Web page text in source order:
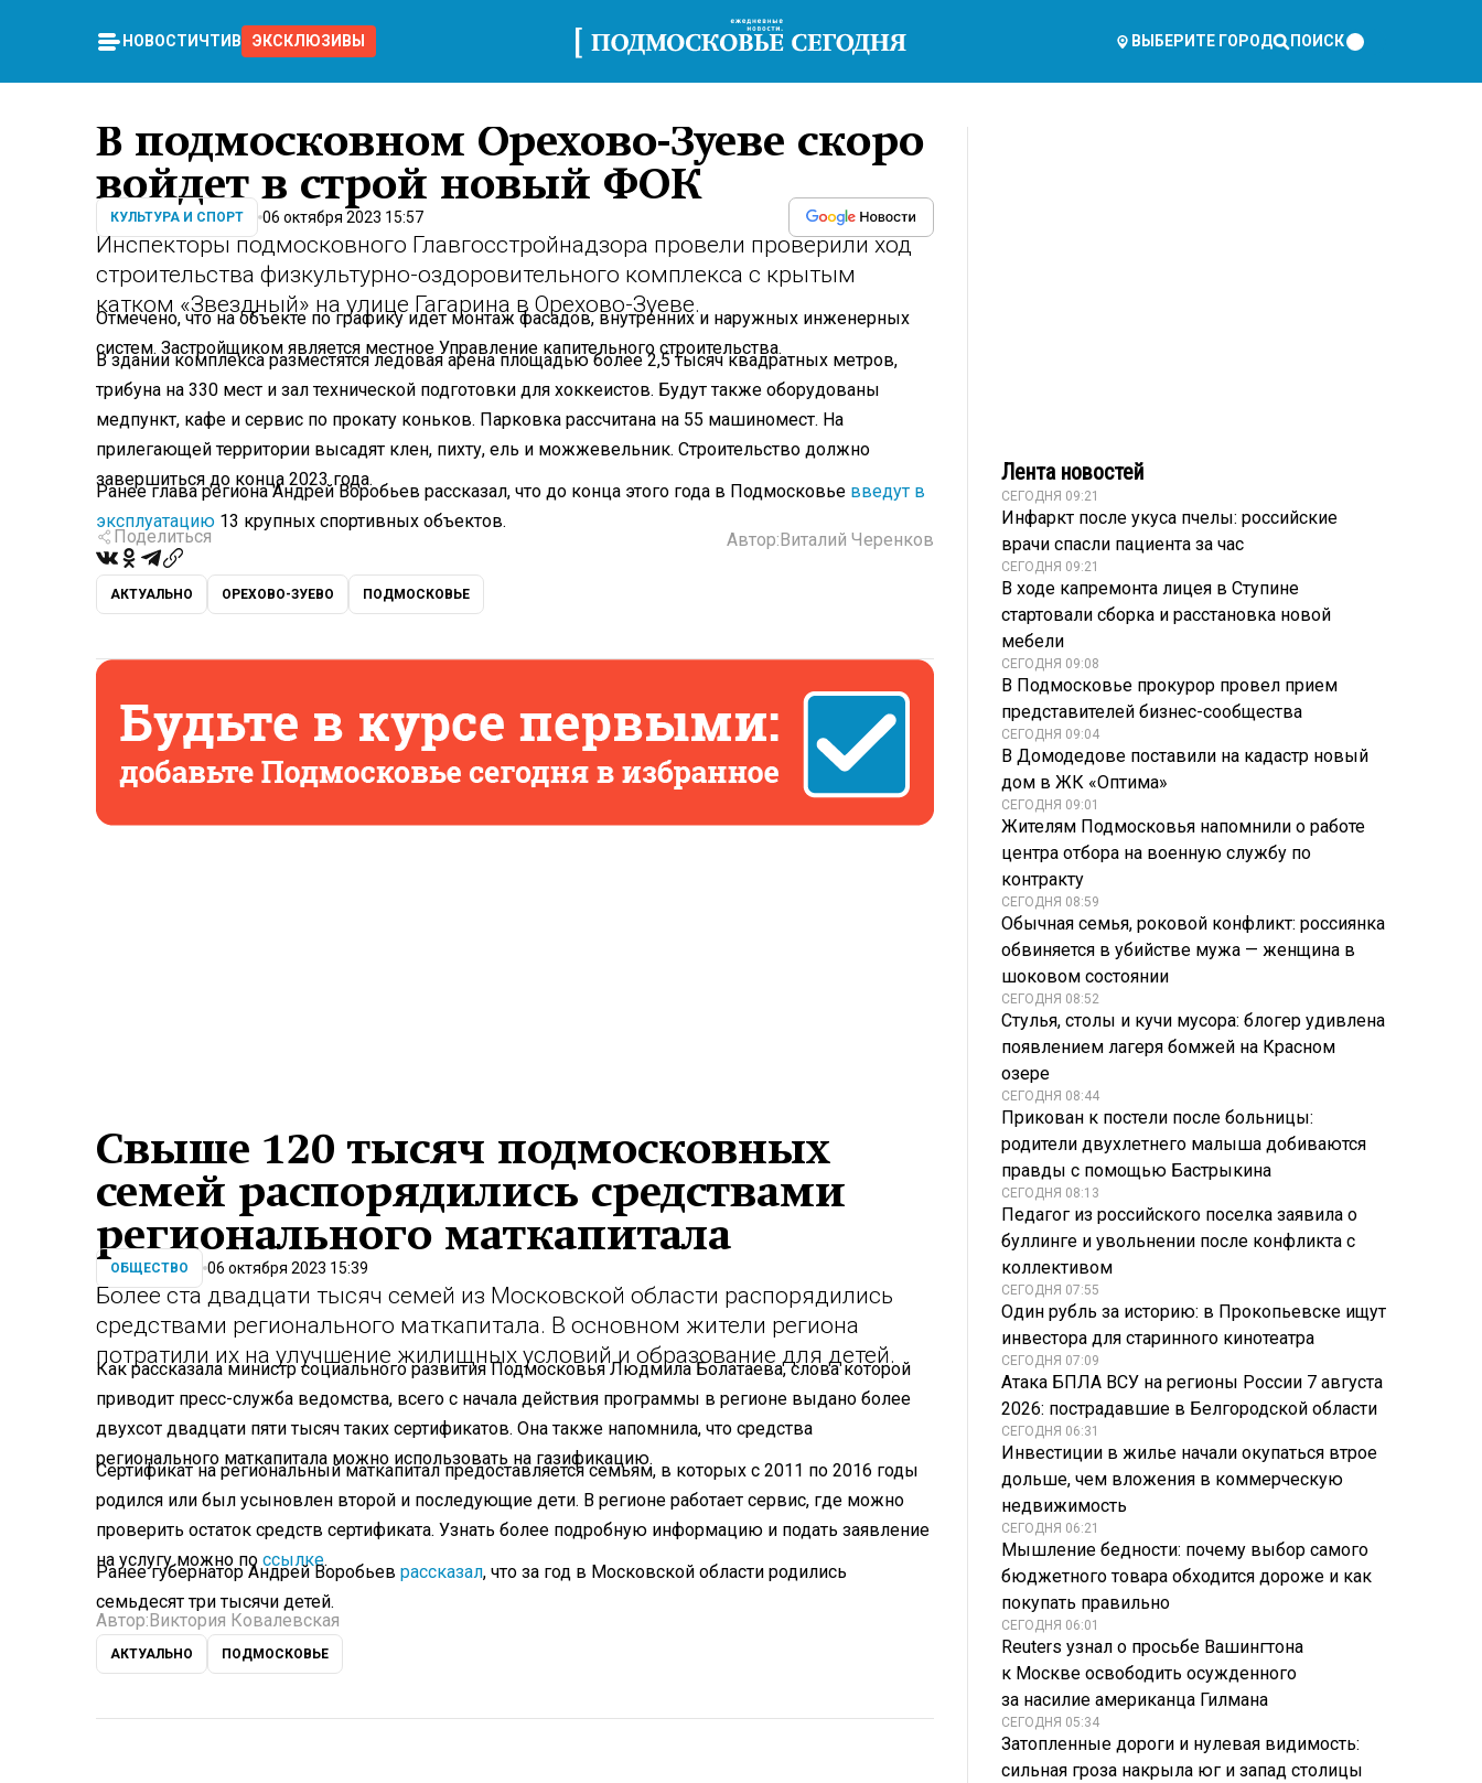
НОВОСТИ ЧТИВО ЭКСКЛЮЗИВЫ ВЫБЕРИТЕ ГОРОД ПОИСК
В подмосковном Орехово-Зуеве скоро
войдет в строй новый ФОК
КУЛЬТУРА И СПОРТ 06 октября 2023 15:57
Инспекторы подмосковного Главгосстройнадзора провели проверили ход
строительства физкультурно-оздоровительного комплекса с крытым
катком «Звездный» на улице Гагарина в Орехово-Зуеве.
Отмечено, что на объекте по графику идет монтаж фасадов, внутренних и наружных инженерных
систем. Застройщиком является местное Управление капительного строительства.
В здании комплекса разместятся ледовая арена площадью более 2,5 тысяч квадратных метров,
трибуна на 330 мест и зал технической подготовки для хоккеистов. Будут также оборудованы
медпункт, кафе и сервис по прокату коньков. Парковка рассчитана на 55 машиномест. На
прилегающей территории высадят клен, пихту, ель и можжевельник. Строительство должно
завершиться до конца 2023 года.
Ранее глава региона Андрей Воробьев рассказал, что до конца этого года в Подмосковье введут в
эксплуатацию 13 крупных спортивных объектов.
Поделиться Автор:Виталий Черенков
АКТУАЛЬНО ОРЕХОВО-ЗУЕВО ПОДМОСКОВЬЕ
Свыше 120 тысяч подмосковных
семей распорядились средствами
регионального маткапитала
ОБЩЕСТВО 06 октября 2023 15:39
Более ста двадцати тысяч семей из Московской области распорядились
средствами регионального маткапитала. В основном жители региона
потратили их на улучшение жилищных условий и образование для детей.
Как рассказала министр социального развития Подмосковья Людмила Болатаева, слова которой
приводит пресс-служба ведомства, всего с начала действия программы в регионе выдано более
двухсот двадцати пяти тысяч таких сертификатов. Она также напомнила, что средства
регионального маткапитала можно использовать на газификацию.
Сертификат на региональный маткапитал предоставляется семьям, в которых с 2011 по 2016 годы
родился или был усыновлен второй и последующие дети. В регионе работает сервис, где можно
проверить остаток средств сертификата. Узнать более подробную информацию и подать заявление
на услугу можно по ссылке.
Ранее губернатор Андрей Воробьев рассказал, что за год в Московской области родились
семьдесят три тысячи детей.
Автор: Виктория Ковалевская
АКТУАЛЬНО ПОДМОСКОВЬЕ
Лента новостей
СЕГОДНЯ 09:21
Инфаркт после укуса пчелы: российские
врачи спасли пациента за час
СЕГОДНЯ 09:21
В ходе капремонта лицея в Ступине
стартовали сборка и расстановка новой
мебели
СЕГОДНЯ 09:08
В Подмосковье прокурор провел прием
представителей бизнес-сообщества
СЕГОДНЯ 09:04
В Домодедове поставили на кадастр новый
дом в ЖК «Оптима»
СЕГОДНЯ 09:01
Жителям Подмосковья напомнили о работе
центра отбора на военную службу по
контракту
СЕГОДНЯ 08:59
Обычная семья, роковой конфликт: россиянка
обвиняется в убийстве мужа — женщина в
шоковом состоянии
СЕГОДНЯ 08:52
Стулья, столы и кучи мусора: блогер удивлена
появлением лагеря бомжей на Красном
озере
СЕГОДНЯ 08:44
Прикован к постели после больницы:
родители двухлетнего малыша добиваются
правды с помощью Бастрыкина
СЕГОДНЯ 08:13
Педагог из российского поселка заявила о
буллинге и увольнении после конфликта с
коллективом
СЕГОДНЯ 07:55
Один рубль за историю: в Прокопьевске ищут
инвестора для старинного кинотеатра
СЕГОДНЯ 07:09
Атака БПЛА ВСУ на регионы России 7 августа
2026: пострадавшие в Белгородской области
СЕГОДНЯ 06:31
Инвестиции в жилье начали окупаться втрое
дольше, чем вложения в коммерческую
недвижимость
СЕГОДНЯ 06:21
Мышление бедности: почему выбор самого
бюджетного товара обходится дороже и как
покупать правильно
СЕГОДНЯ 06:01
Reuters узнал о просьбе Вашингтона
к Москве освободить осужденного
за насилие американца Гилмана
СЕГОДНЯ 05:34
Затопленные дороги и нулевая видимость:
сильная гроза накрыла юг и запад столицы